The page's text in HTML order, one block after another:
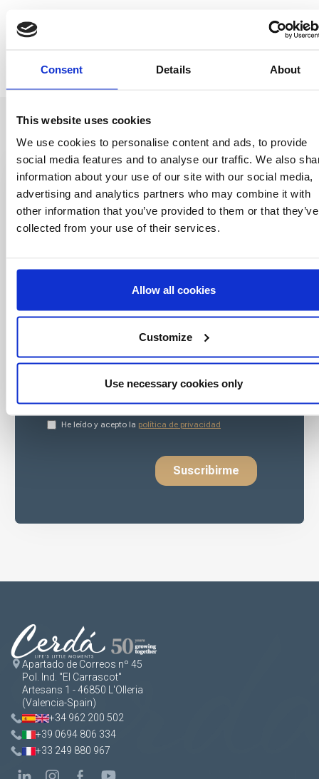
Consent Details About
This website uses cookies
We use cookies to personalise content and ads, to provide
social media features and to analyse our traffic. We also
information about your use of our site with our social media,
advertising and analytics partners who may combine it with
other information that you’ve provided to them or that they’ve
collected from your use of their services.
Allow all cookies
Customize
Use necessary cookies only
Entérate antes
que nadie
conoce antes que nadie las novedades del
mundo del licensing, todo al alcance de un
Apartado de Correos nº 45
Pol. Ind. "El Carrascot"
Artesans 1 - 46850 L'Olleria
(Valencia-Spain)
+34 962 200 502
+39 0694 806 334
+33 249 880 967